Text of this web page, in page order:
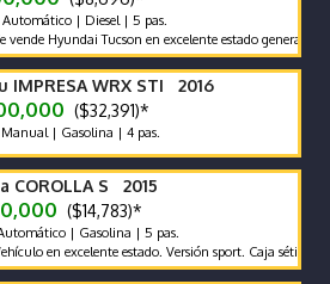
| Diesel | 5 pas.
Hyundai Tucson en excelente estado general. Buena
IMPRESA WRX STI 2016
($32,391)*
| Gasolina | 4 pas.
COROLLA S 2015
($14,783)*
| Gasolina | 5 pas.
en excelente estado. Versión sport. Caja sétima